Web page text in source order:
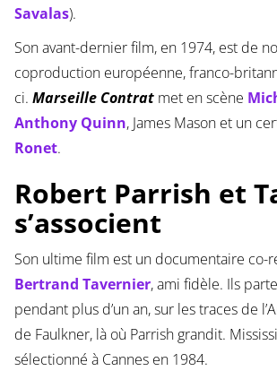
Savalas).
Son avant-dernier film, en 1974, est de
coproduction européenne, franco-
ci. Marseille Contratmet en scène
Anthony Quinn, James Mason et un
Ronet.
Robert Parrish et
s’associent
Son ultime film est un documentaire co-
Bertrand Tavernier, ami fidèle. Ils
pendant plus d’un an, sur les traces de
de Faulkner, là où Parrish grandit.
sélectionné à Cannes en 1984.